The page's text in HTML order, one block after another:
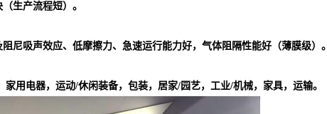
生产流程短）。
尼吸声效应、低摩擦力、急速运行能力好，气体阻隔性能好（薄膜级）。
用电器，运动/休闲装备，包装，居家/园艺，工业/机械，家具，运输。